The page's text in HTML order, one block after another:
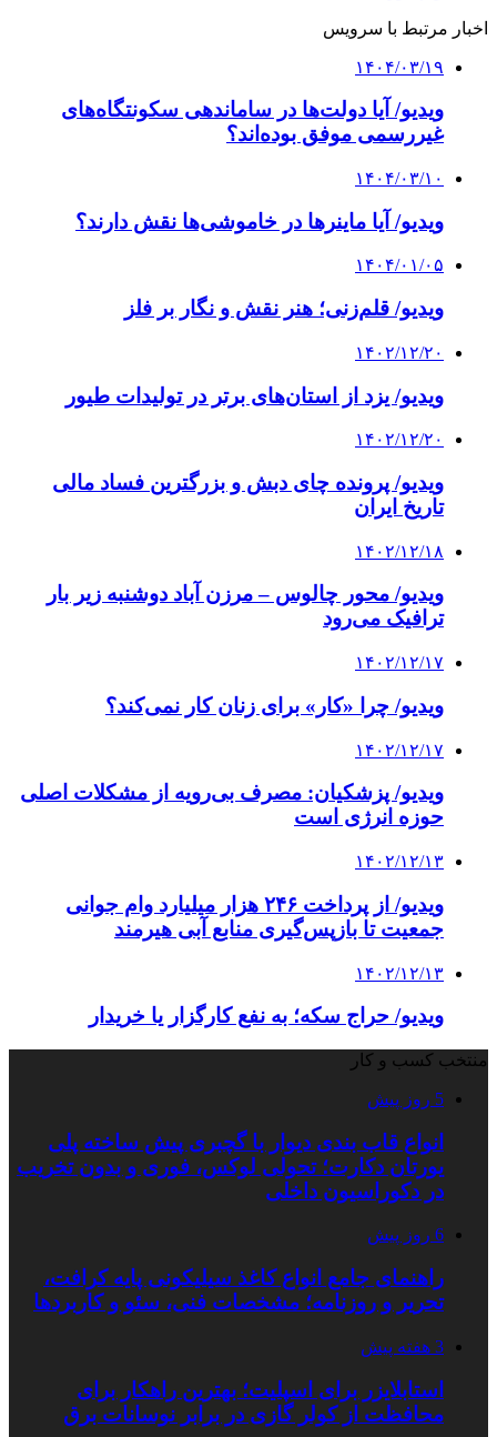
اخبار مرتبط با سرویس
۱۴۰۴/۰۳/۱۹
ویدیو/ آیا دولت‌ها در ساماندهی سکونتگاه‌های
غیررسمی موفق بوده‌اند؟
۱۴۰۴/۰۳/۱۰
ویدیو/ آیا ماینرها در خاموشی‌ها نقش دارند؟
۱۴۰۴/۰۱/۰۵
ویدیو/ قلم‌زنی؛ هنر نقش و نگار بر فلز
۱۴۰۲/۱۲/۲۰
ویدیو/ یزد از استان‌های برتر در تولیدات طیور
۱۴۰۲/۱۲/۲۰
ویدیو/ پرونده چای دبش و بزرگترین فساد مالی
تاریخ ایران
۱۴۰۲/۱۲/۱۸
ویدیو/ محور چالوس – مرزن آباد دوشنبه زیر بار
ترافیک می‌رود
۱۴۰۲/۱۲/۱۷
ویدیو/ چرا «کار» برای زنان کار نمی‌کند؟
۱۴۰۲/۱۲/۱۷
ویدیو/ پزشکیان: مصرف بی‌رویه از مشکلات اصلی
حوزه انرژی است
۱۴۰۲/۱۲/۱۳
ویدیو/ از پرداخت ۲۴۶ هزار میلیارد وام جوانی
جمعیت تا بازپس‌گیری منابع آبی هیرمند
۱۴۰۲/۱۲/۱۳
ویدیو/ حراج سکه؛ به نفع کارگزار یا خریدار
منتخب کسب و کار
5 روز پیش
انواع قاب بندی دیوار با گچبری پیش ساخته پلی
یورتان دکارت؛ تحولی لوکس، فوری و بدون تخریب
در دکوراسیون داخلی
6 روز پیش
راهنمای جامع انواع کاغذ سیلیکونی پایه کرافت،
تحریر و روزنامه؛ مشخصات فنی، سئو و کاربردها
3 هفته پیش
استابلایزر برای اسپلیت؛ بهترین راهکار برای
محافظت از کولر گازی در برابر نوسانات برق